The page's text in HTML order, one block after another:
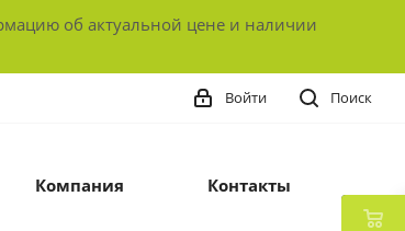
об актуальной цене и наличии
Поиск
Войти
Компания Контакты